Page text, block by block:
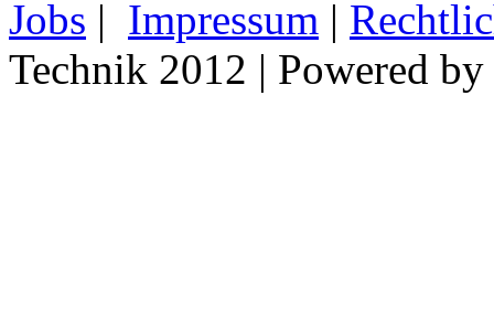
Jobs | Impressum |
Technik 2012 | Powered by